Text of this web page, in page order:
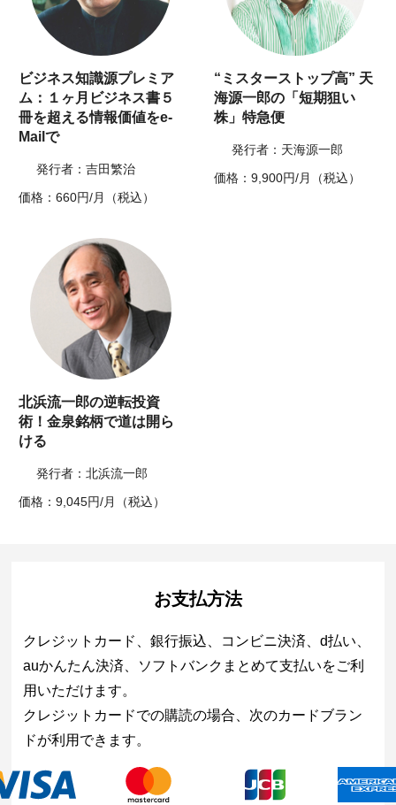
ビジネス知識源プレミア
ム：１ヶ月ビジネス書５
冊を超える情報価値をe-
Mailで
発行者：吉田繁治
価格：660円/月（税込）
“ミスターストップ高” 天
海源一郎の「短期狙い
株」特急便
発行者：天海源一郎
価格：9,900円/月（税込）
北浜流一郎の逆転投資
術！金泉銘柄で道は開ら
ける
発行者：北浜流一郎
価格：9,045円/月（税込）
お支払方法
クレジットカード、銀行振込、コンビニ決済、d払い、
auかんたん決済、ソフトバンクまとめて支払いをご利
用いただけます。
クレジットカードでの購読の場合、次のカードブラン
ドが利用できます。